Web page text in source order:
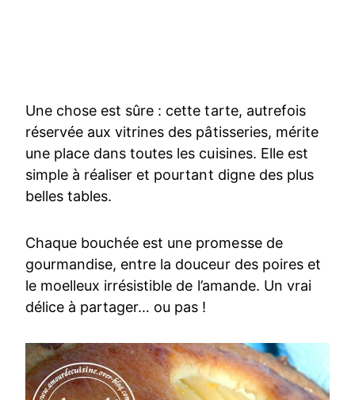
Une chose est sûre : cette tarte, autrefois
réservée aux vitrines des pâtisseries, mérite
une place dans toutes les cuisines. Elle est
simple à réaliser et pourtant digne des plus
belles tables.
Chaque bouchée est une promesse de
gourmandise, entre la douceur des poires et
le moelleux irrésistible de l’amande. Un vrai
délice à partager… ou pas !